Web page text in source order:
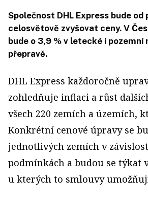
Společnost DHL Express bude od
celosvětově zvyšovat ceny. V
bude o 3,9 % v letecké i pozemní
přepravě.
DHL Express každoročně
zohledňuje inflaci a růst
všech 220 zemích a územích,
Konkrétní cenové úpravy se
jednotlivých zemích v
podmínkách a budou se týkat
u kterých to smlouvy